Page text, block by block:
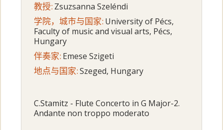
教授: Zsuzsanna Szeléndi
学院，城市与国家: University of Pécs,
Faculty of music and visual arts, Pécs,
Hungary
伴奏家: Emese Szigeti
地点与国家:Szeged, Hungary
C.Stamitz - Flute Concerto in G Major-2.
Andante non troppo moderato